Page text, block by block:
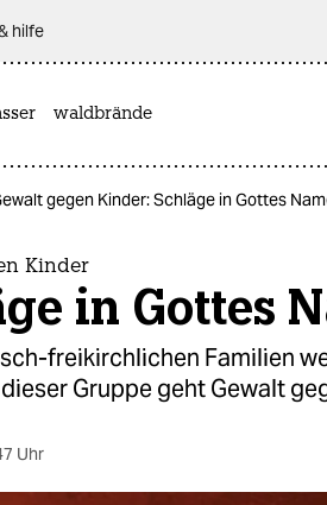
hilfe
waldbrände
gegen Kinder: Schläge in Gottes
Kinder
in Gottes
freikirchlichen Familien
Gruppe geht Gewalt
Uhr